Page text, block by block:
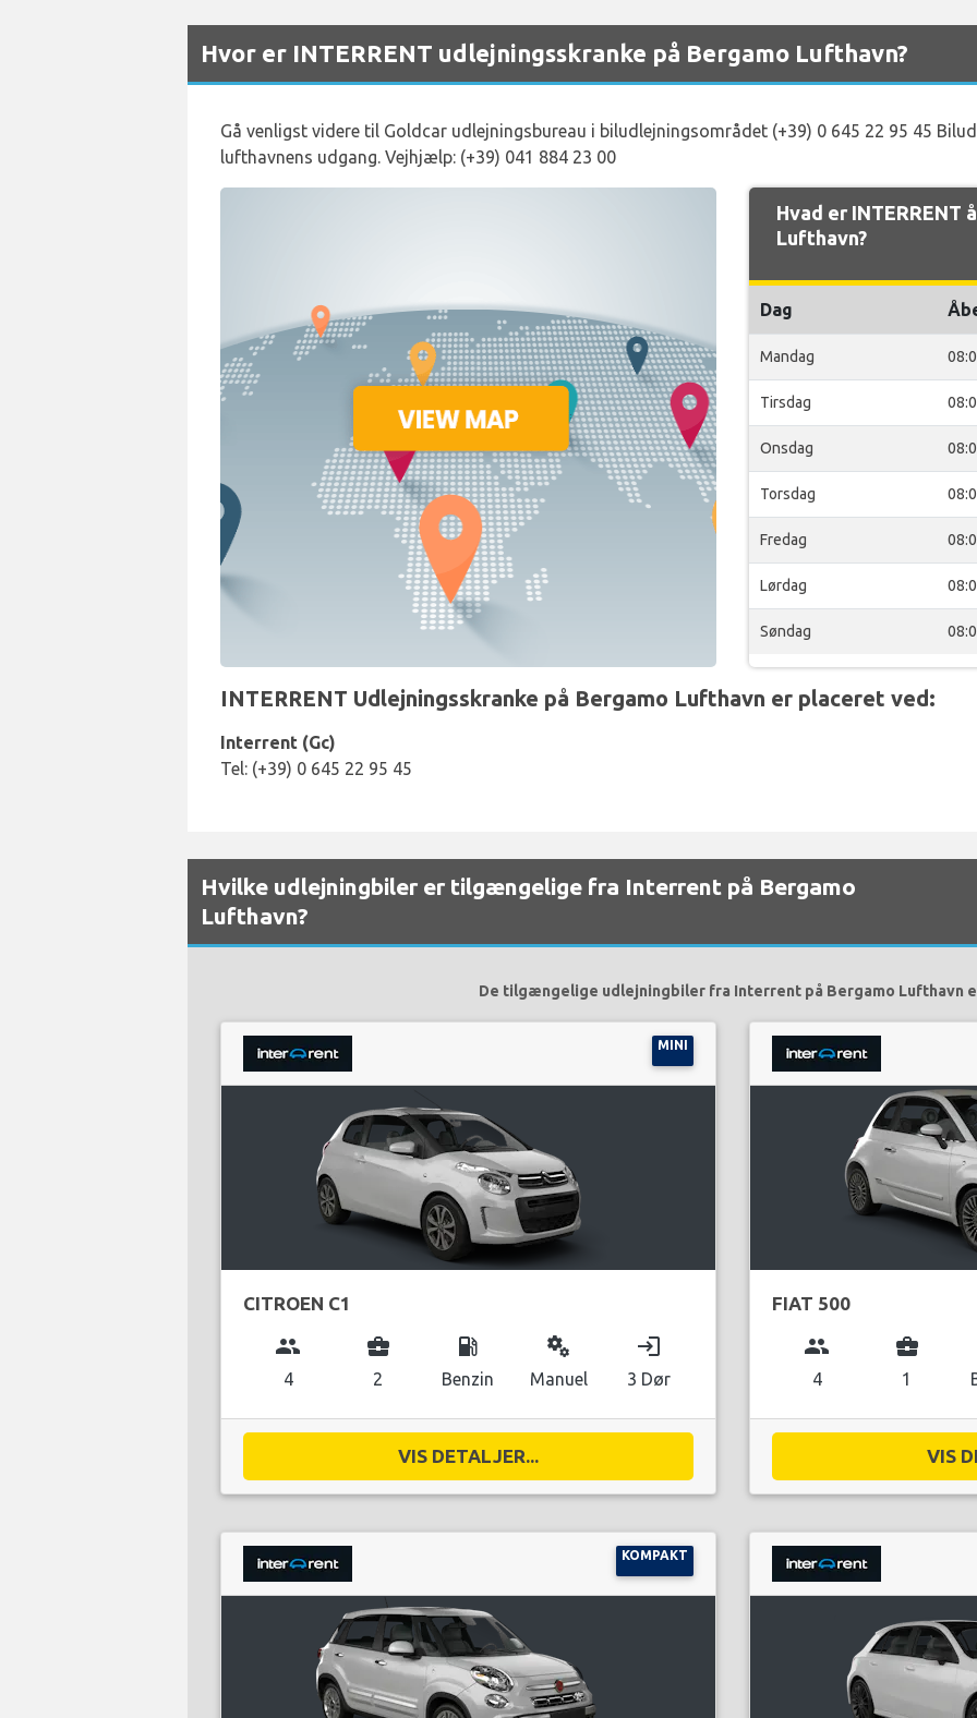
Hvor er INTERRENT udlejningsskranke på Bergamo Lufthavn?
Gå venligst videre til Goldcar udlejningsbureau i biludlejningsområdet (+39) 0 645 22 95 45
lufthavnens udgang. Vejhjælp: (+39) 041 884 23 00
Hvad er INTERRENT
Lufthavn?
Dag
Mandag
Tirsdag
Onsdag
Torsdag
Fredag
Lørdag
Søndag
INTERRENT Udlejningsskranke på Bergamo Lufthavn er placeret ved:
Interrent (Gc)
Tel: (+39) 0 645 22 95 45
Hvilke udlejningbiler er tilgængelige fra Interrent på Bergamo
Lufthavn?
De tilgængelige udlejningbiler fra Interrent på Bergamo Lufthavn
MINI
CITROEN C1
group
4
business_center
2
local_gas_station
Benzin
miscellaneous_services
Manuel
login
3 Dør
VIS DETALJER...
FIAT 500
group
4
business_center
1
VIS
KOMPAKT